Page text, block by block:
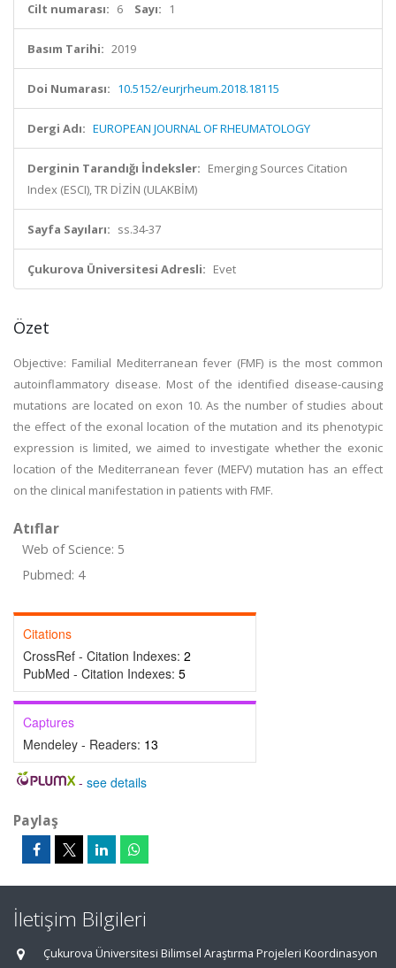
Cilt numarası: 6 Sayı: 1
Basım Tarihi: 2019
Doi Numarası: 10.5152/eurjrheum.2018.18115
Dergi Adı: EUROPEAN JOURNAL OF RHEUMATOLOGY
Derginin Tarandığı İndeksler: Emerging Sources Citation
Index (ESCI), TR DİZİN (ULAKBİM)
Sayfa Sayıları: ss.34-37
Çukurova Üniversitesi Adresli: Evet
Özet
Objective: Familial Mediterranean fever (FMF) is the most common
autoinflammatory disease. Most of the identified disease-causing
mutations are located on exon 10. As the number of studies about
the effect of the exonal location of the mutation and its phenotypic
expression is limited, we aimed to investigate whether the exonic
location of the Mediterranean fever (MEFV) mutation has an effect
on the clinical manifestation in patients with FMF.
Atıflar
Web of Science: 5
Pubmed: 4
Citations
CrossRef - Citation Indexes: 2
PubMed - Citation Indexes: 5
Captures
Mendeley - Readers: 13
- see details
Paylaş
İletişim Bilgileri
Çukurova Üniversitesi Bilimsel Araştırma Projeleri Koordinasyon